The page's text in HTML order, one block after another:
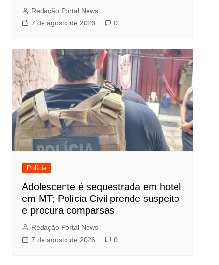
Redação Portal News
7 de agosto de 2026
0
Polícia
Adolescente é sequestrada em hotel
em MT; Polícia Civil prende suspeito
e procura comparsas
Redação Portal News
7 de agosto de 2026
0